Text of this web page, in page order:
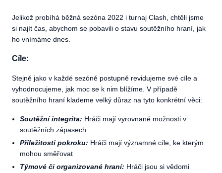
Jelikož probíhá běžná sezóna 2022 i turnaj Clash, chtěli jsme
si najít čas, abychom se pobavili o stavu soutěžního hraní, jak
ho vnímáme dnes.
Cíle:
Stejně jako v každé sezóně postupně revidujeme své cíle a
vyhodnocujeme, jak moc se k nim blížíme. V případě
soutěžního hraní klademe velký důraz na tyto konkrétní věci:
Soutěžní integrita: Hráči mají vyrovnané možnosti v
soutěžních zápasech
Příležitosti pokroku: Hráči mají významné cíle, ke kterým
mohou směřovat
Týmové či organizované hraní: Hráči jsou si vědomi